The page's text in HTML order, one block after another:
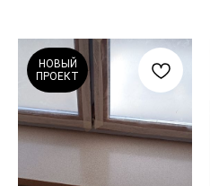
НОВЫЙ
ПРОЕКТ